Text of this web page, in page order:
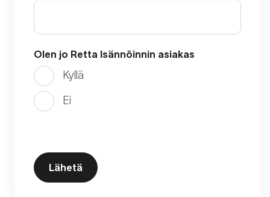
Olen jo Retta Isännöinnin asiakas
Kyllä
Ei